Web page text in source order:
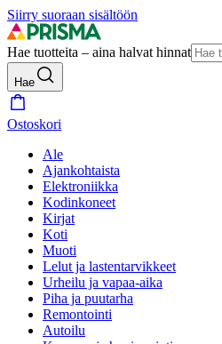
Siirry suoraan sisältöön
Hae tuotteita – aina halvat hinnat
Hae
Ostoskori
Ale
Ajankohtaista
Elektroniikka
Kodinkoneet
Kirjat
Koti
Muoti
Lelut ja lastentarvikkeet
Urheilu ja vapaa-aika
Piha ja puutarha
Remontointi
Autoilu